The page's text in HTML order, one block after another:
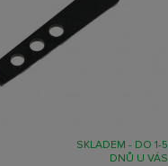
SKLADEM - DO 1-5
DNŮ U VÁS